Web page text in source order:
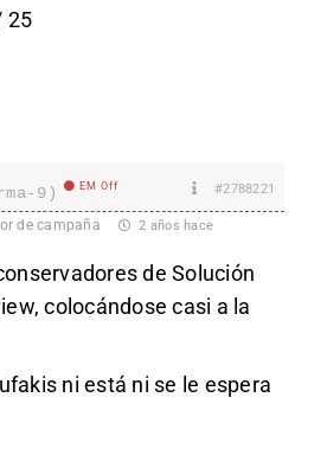
25
9) EM Off #2788221
de campaña 2 años hace
de Solución
colocándose casi a la
ni está ni se le espera